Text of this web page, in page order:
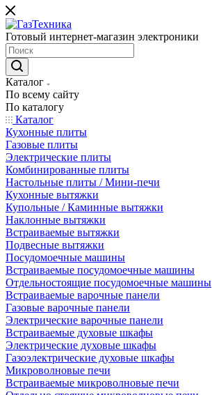
Готовый интернет-магазин электроники
Каталог
По всему сайту
По каталогу
Каталог
Кухонные плиты
Газовые плиты
Электрические плиты
Комбинированные плиты
Настольные плиты / Мини-печи
Кухонные вытяжки
Купольные / Каминные вытяжки
Наклонные вытяжки
Встраиваемые вытяжки
Подвесные вытяжки
Посудомоечные машины
Встраиваемые посудомоечные машины
Отдельностоящие посудомоечные машины
Встраиваемые варочные панели
Газовые варочные панели
Электрические варочные панели
Встраиваемые духовые шкафы
Электрические духовые шкафы
Газоэлектрические духовые шкафы
Микроволновые печи
Встраиваемые микроволновые печи